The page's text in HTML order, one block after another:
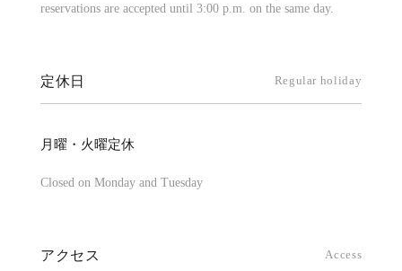
reservations are accepted until 3:00 p.m. on the same day.
定休日 Regular holiday
月曜・火曜定休
Closed on Monday and Tuesday
アクセス Access